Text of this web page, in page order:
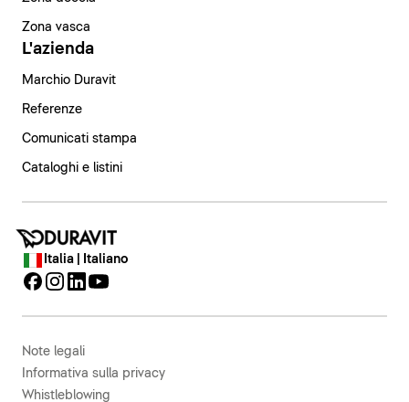
Zona vasca
L'azienda
Marchio Duravit
Referenze
Comunicati stampa
Cataloghi e listini
Italia | Italiano
Note legali
Informativa sulla privacy
Whistleblowing